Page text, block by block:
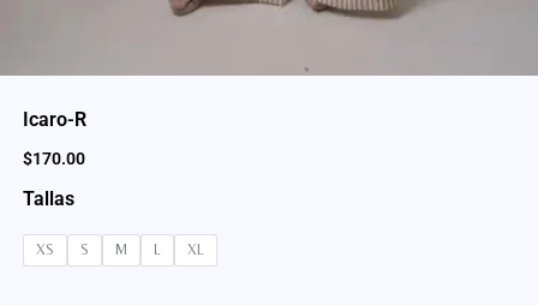
Icaro-R
$170.00
Tallas
XS S M L XL